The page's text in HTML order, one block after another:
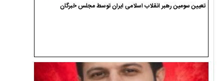
تعیین سومین رهبر انقلاب اسلامی ایران توسط مجلس خبرگان